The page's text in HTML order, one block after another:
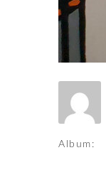
Album: